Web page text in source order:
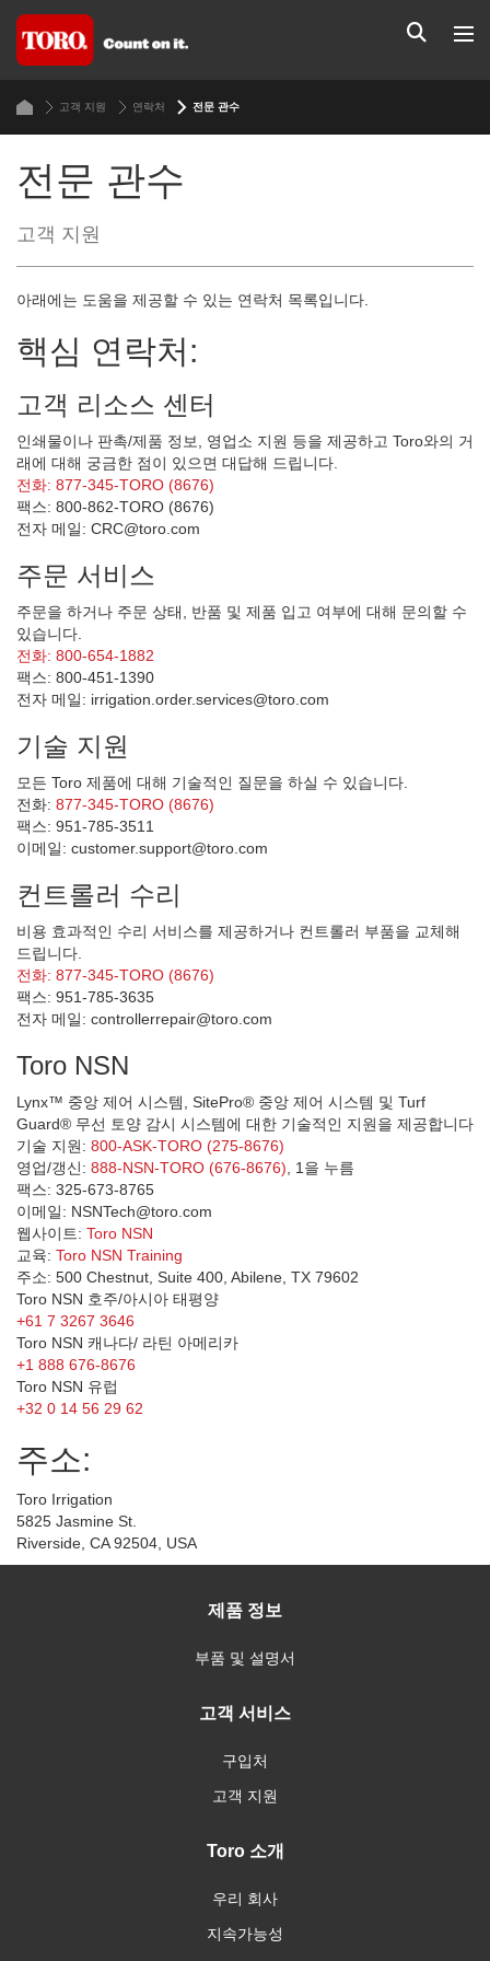
고객 지원 연락처 전문 관수
전문 관수
고객 지원
아래에는 도움을 제공할 수 있는 연락처 목록입니다.
핵심 연락처:
고객 리소스 센터
인쇄물이나 판촉/제품 정보, 영업소 지원 등을 제공하고 Toro와의 거
래에 대해 궁금한 점이 있으면 대답해 드립니다.
전화: 877-345-TORO (8676)
팩스: 800-862-TORO (8676)
전자 메일: CRC@toro.com
주문 서비스
주문을 하거나 주문 상태, 반품 및 제품 입고 여부에 대해 문의할 수
있습니다.
전화: 800-654-1882
팩스: 800-451-1390
전자 메일: irrigation.order.services@toro.com
기술 지원
모든 Toro 제품에 대해 기술적인 질문을 하실 수 있습니다.
전화: 877-345-TORO (8676)
팩스: 951-785-3511
이메일: customer.support@toro.com
컨트롤러 수리
비용 효과적인 수리 서비스를 제공하거나 컨트롤러 부품을 교체해
드립니다.
전화: 877-345-TORO (8676)
팩스: 951-785-3635
전자 메일: controllerrepair@toro.com
Toro NSN
Lynx™ 중앙 제어 시스템, SitePro® 중앙 제어 시스템 및 Turf
Guard® 무선 토양 감시 시스템에 대한 기술적인 지원을 제공합니다
기술 지원: 800-ASK-TORO (275-8676)
영업/갱신: 888-NSN-TORO (676-8676) , 1을 누름
팩스: 325-673-8765
이메일: NSNTech@toro.com
웹사이트: Toro NSN
교육: Toro NSN Training
주소: 500 Chestnut, Suite 400, Abilene, TX 79602
Toro NSN 호주/아시아 태평양
+61 7 3267 3646
Toro NSN 캐나다/ 라틴 아메리카
+1 888 676-8676
Toro NSN 유럽
+32 0 14 56 29 62
주소:
Toro Irrigation
5825 Jasmine St.
Riverside, CA 92504, USA
제품 정보
부품 및 설명서
고객 서비스
구입처
고객 지원
Toro 소개
우리 회사
지속가능성